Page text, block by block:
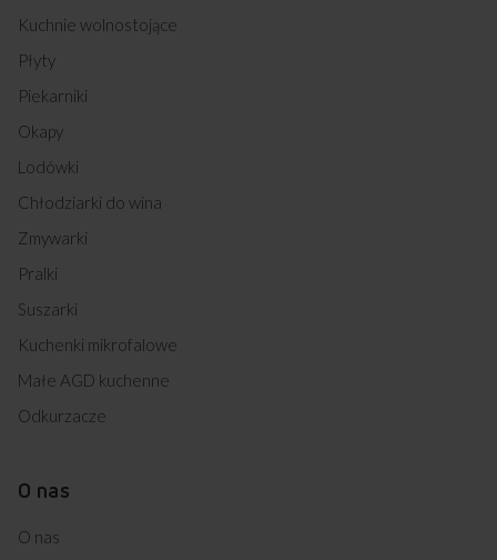
Kuchnie wolnostojące
Płyty
Piekarniki
Okapy
Lodówki
Chłodziarki do wina
Zmywarki
Pralki
Suszarki
Kuchenki mikrofalowe
Małe AGD kuchenne
Odkurzacze
O nas
O nas